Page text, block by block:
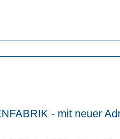
- mit neuer